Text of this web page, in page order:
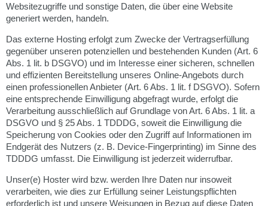
Websitezugriffe und sonstige Daten, die über eine Website
generiert werden, handeln.
Das externe Hosting erfolgt zum Zwecke der Vertragserfüllung
gegenüber unseren potenziellen und bestehenden Kunden (Art. 6
Abs. 1 lit. b DSGVO) und im Interesse einer sicheren, schnellen
und effizienten Bereitstellung unseres Online-Angebots durch
einen professionellen Anbieter (Art. 6 Abs. 1 lit. f DSGVO). Sofern
eine entsprechende Einwilligung abgefragt wurde, erfolgt die
Verarbeitung ausschließlich auf Grundlage von Art. 6 Abs. 1 lit. a
DSGVO und § 25 Abs. 1 TDDDG, soweit die Einwilligung die
Speicherung von Cookies oder den Zugriff auf Informationen im
Endgerät des Nutzers (z. B. Device-Fingerprinting) im Sinne des
TDDDG umfasst. Die Einwilligung ist jederzeit widerrufbar.
Unser(e) Hoster wird bzw. werden Ihre Daten nur insoweit
verarbeiten, wie dies zur Erfüllung seiner Leistungspflichten
erforderlich ist und unsere Weisungen in Bezug auf diese Daten